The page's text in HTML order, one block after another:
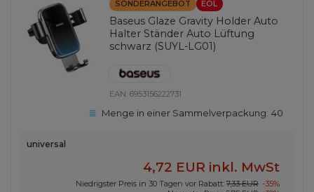
SONDERANGEBOT EOL
Baseus Glaze Gravity Holder Auto
Halter Ständer Auto Lüftung
schwarz (SUYL-LG01)
EAN:6953156222731
Menge in einer Sammelverpackung: 40
universal
4,72 EUR inkl. MwSt
Niedrigster Preis in 30 Tagen vor Rabatt: 7,33 EUR -35%